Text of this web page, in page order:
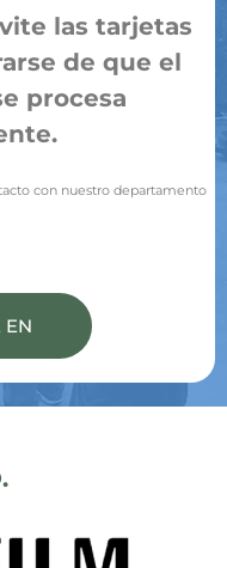
las tarjetas
de que el
procesa
con nuestro departamento
EN